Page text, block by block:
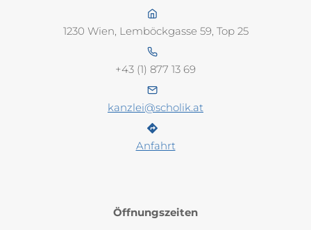
1230 Wien, Lemböckgasse 59, Top 25
+43 (1) 877 13 69
kanzlei@scholik.at
Anfahrt
Öffnungszeiten